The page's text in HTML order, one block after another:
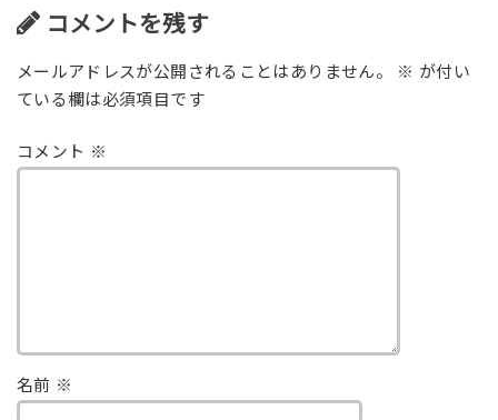
コメントを残す
メールアドレスが公開されることはありません。 ※ が付い
ている欄は必須項目です
コメント ※
名前 ※